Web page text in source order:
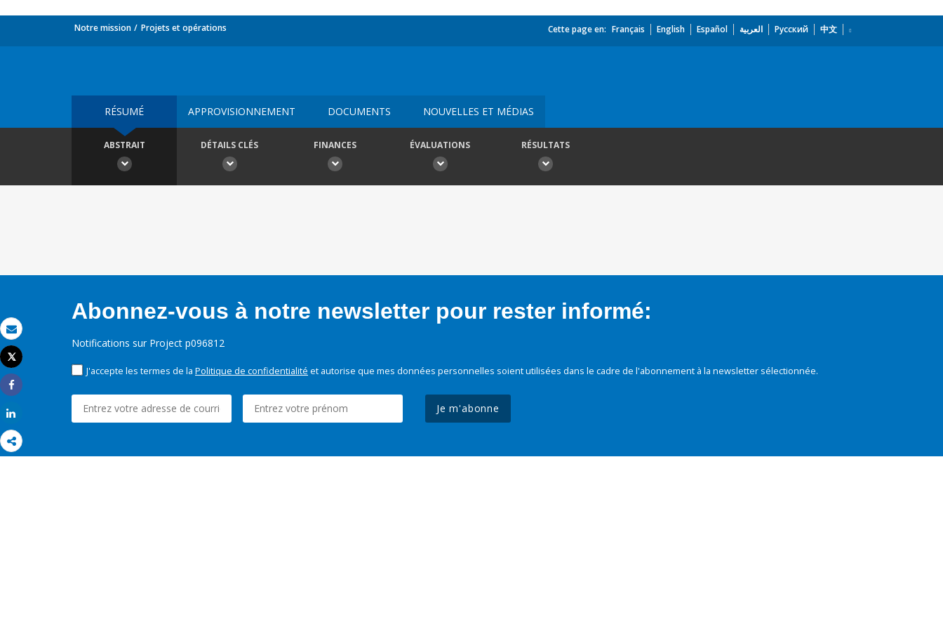
Email
Imprimer
Tweet
Share
Notre mission Projets et opérations Cette page en: Français English Español العربية Русский 中文
RÉSUMÉ APPROVISIONNEMENT DOCUMENTS NOUVELLES ET MÉDIAS
ABSTRAIT DÉTAILS CLÉS FINANCES ÉVALUATIONS RÉSULTATS
Abonnez-vous à notre newsletter pour rester informé:
Notifications sur Project p096812
J'accepte les termes de la Politique de confidentialité et autorise que mes données personnelles soient utilisées dans le cadre de l'abonnement à la newsletter sélectionnée.
Je m'abonne